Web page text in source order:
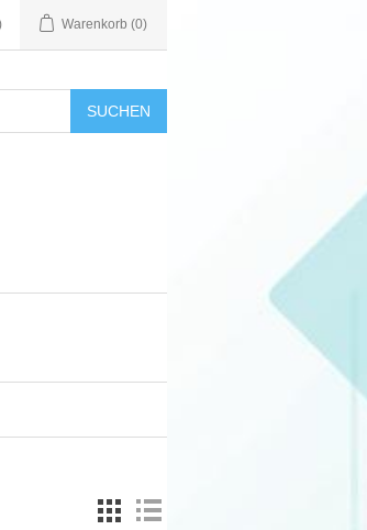
Warenkorb (0)
SUCHEN